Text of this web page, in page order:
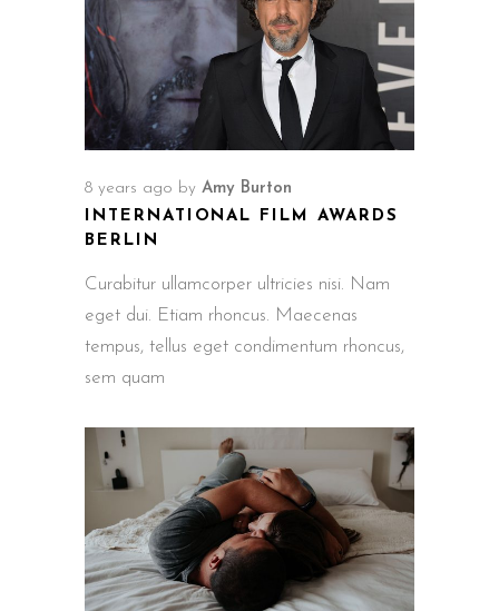
8 years ago by Amy Burton
INTERNATIONAL FILM AWARDS
BERLIN
Curabitur ullamcorper ultricies nisi. Nam
eget dui. Etiam rhoncus. Maecenas
tempus, tellus eget condimentum rhoncus,
sem quam